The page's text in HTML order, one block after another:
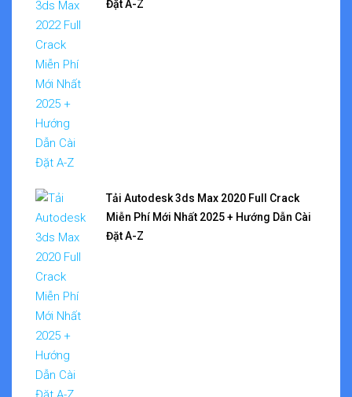
Đặt A-Z
Tải Autodesk 3ds Max 2020 Full Crack
Miễn Phí Mới Nhất 2025 + Hướng Dẫn Cài
Đặt A-Z